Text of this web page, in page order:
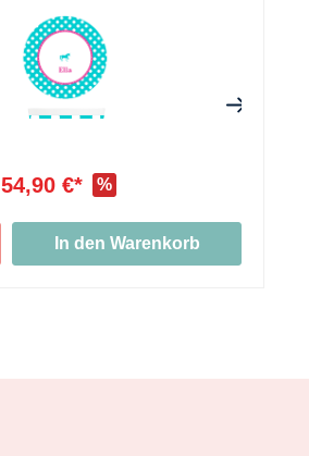
54,90 €* %
In den Warenkorb